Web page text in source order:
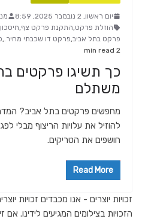
יום ראשון, 2 נובמבר 2025, 8:59
הוזלת פרקט,התקנת פרקט צף,
פרקט בתל אביב,פרקט דו שכבתי מחיר. ,
2 min read
כך תשיגו פרקטים
משתלם
מחפשים פרקטים בתל אביב?
להוזיל את עלויות הריצוף מבלי
חושפים את הטריקים.
Read More
זכויות יוצרים - אנו מכבדים זכויות
הזכויות בצילומים המגיעים לידינו.